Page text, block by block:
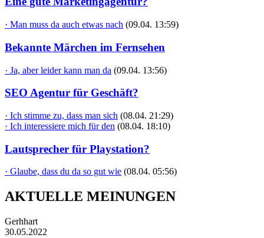
· Man muss da auch etwas nach (09.04. 13:59)
Bekannte Märchen im Fernsehen
· Ja, aber leider kann man da (09.04. 13:56)
SEO Agentur für Geschäft?
· Ich stimme zu, dass man sich (08.04. 21:29)
· Ich interessiere mich für den (08.04. 18:10)
Lautsprecher für Playstation?
· Glaube, dass du da so gut wie (08.04. 05:56)
AKTUELLE MEINUNGEN
Gerhhart
30.05.2022